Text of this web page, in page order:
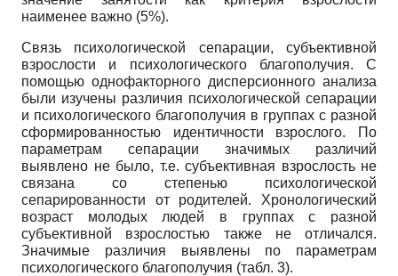
наименее важно (5%).
Связь психологической сепарации, субъективной
взрослости и психологического благополучия. С
помощью однофакторного дисперсионного анализа
были изучены различия психологической сепарации
и психологического благополучия в группах с разной
сформированностью идентичности взрослого. По
параметрам сепарации значимых различий
выявлено не было, т.е. субъективная взрослость не
связана со степенью психологической
сепарированности от родителей. Хронологический
возраст молодых людей в группах с разной
субъективной взрослостью также не отличался.
Значимые различия выявлены по параметрам
психологического благополучия (табл. 3).